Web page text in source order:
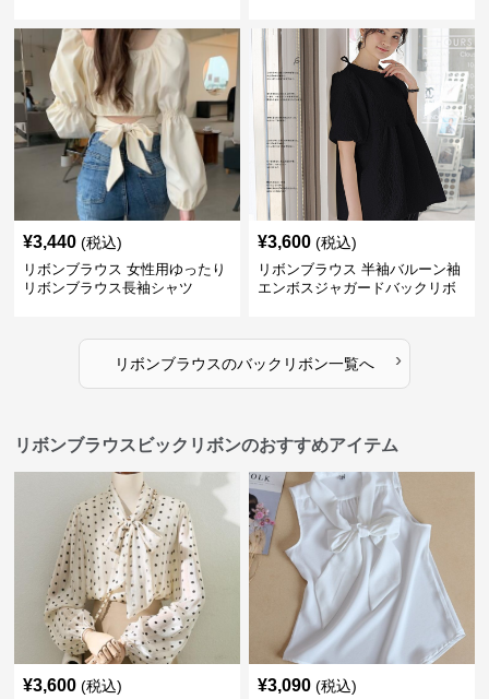
¥3,440 (税込)
リボンブラウス 女性用ゆったり
リボンブラウス長袖シャツ
¥3,600 (税込)
リボンブラウス 半袖バルーン袖
エンボスジャガードバックリボ
リボンブラウスのバックリボン一覧へ ›
リボンブラウスビックリボンのおすすめアイテム
¥3,600 (税込) ¥3,090 (税込)